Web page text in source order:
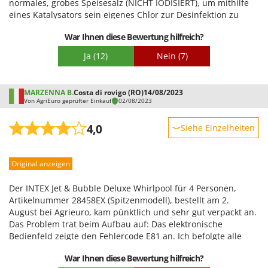
lange; man muss den Pool morgens einschalten, um abends
eine angenehme Temperatur zu erreichen. Es gibt jedoch
viele weitere Vorteile, und nach zwei Jahren Nutzung kann ich
diesen Pool empfehlen.
normales, grobes Speisesalz (NICHT IODISIERT), um mithilfe
eines Katalysators sein eigenes Chlor zur Desinfektion zu
Teststreifen (eine Packung ist im Lieferumfang enthalten)
überwachen und der leicht zu bedienende Innenfilter muss
sauber gehalten werden. Die Düsen sind kraftvoll und
Wasserstrahl. Auch das Heizsystem ist hervorragend und hält
die gewünschte Temperatur konstant. Ich bin rundum
zufrieden.
War Ihnen diese Bewertung hilfreich?
Ja (12) Nein (7)
MARZENNA B.Costa di rovigo (RO)14/08/2023
Von AgriEuro geprüfter Einkauf 02/08/2023
4,0 Siehe Einzelheiten
Leistung
Qualität / Preis
Schwierigkeitsgrad Zusammenbau
Verpackung
Original anzeigen
Der INTEX Jet & Bubble Deluxe Whirlpool für 4 Personen,
Artikelnummer 28458EX (Spitzenmodell), bestellt am 2.
August bei Agrieuro, kam pünktlich und sehr gut verpackt an.
Das Problem trat beim Aufbau auf: Das elektronische
Bedienfeld zeigte den Fehlercode E81 an. Ich befolgte alle
Hilfe eines Elektrikers blieb das Problem bestehen. Nach
War Ihnen diese Bewertung hilfreich?